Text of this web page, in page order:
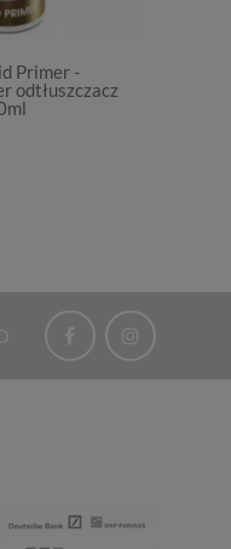
Primer -
odtłuszczacz